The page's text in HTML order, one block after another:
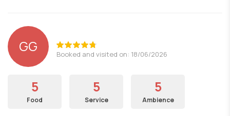
GG Booked and visited on: 18/06/2026
5
Food
5
Service
5
Ambience